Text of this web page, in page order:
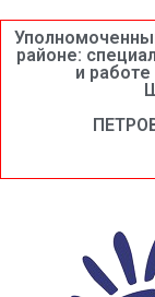
районе:
и